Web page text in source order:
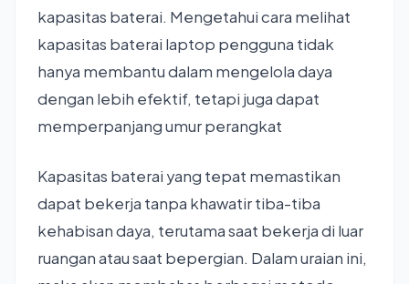
kapasitas baterai. Mengetahui cara melihat
kapasitas baterai laptop pengguna tidak
hanya membantu dalam mengelola daya
dengan lebih efektif, tetapi juga dapat
memperpanjang umur perangkat
Kapasitas baterai yang tepat memastikan
dapat bekerja tanpa khawatir tiba-tiba
kehabisan daya, terutama saat bekerja di luar
ruangan atau saat bepergian. Dalam uraian ini,